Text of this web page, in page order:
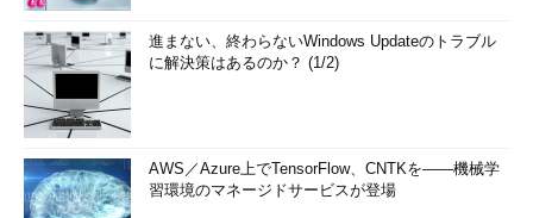
進まない、終わらないWindows Updateのトラブル
に解決策はあるのか？ (1/2)
AWS／Azure上でTensorFlow、CNTKを――機械学
習環境のマネージドサービスが登場